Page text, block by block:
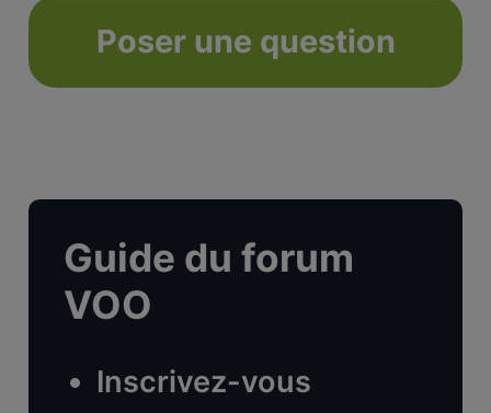
Poser une question
Guide du forum
VOO
Inscrivez-vous